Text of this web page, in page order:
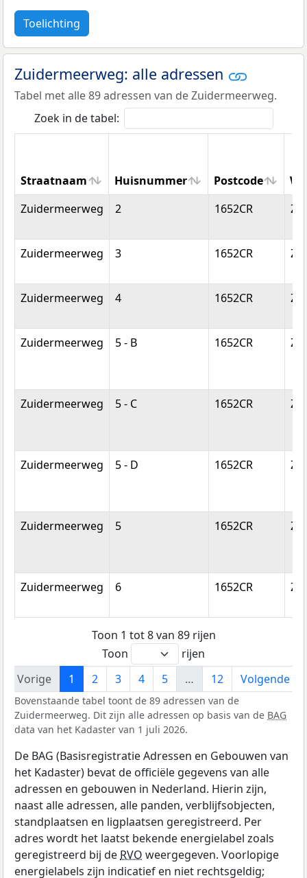
Toelichting
Zuidermeerweg: alle adressen
Tabel met alle 89 adressen van de Zuidermeerweg.
Zoek in de tabel:
Straatnaam Huisnummer Postcode
Straatnaam
Huisnummer Postcode
Zuidermeerweg 2 1652CR
Zuidermeerweg 3 1652CR
Zuidermeerweg 4 1652CR
Zuidermeerweg 5 - B 1652CR
Zuidermeerweg 5 - C 1652CR
Zuidermeerweg 5 - D 1652CR
Zuidermeerweg 5 1652CR
Zuidermeerweg 6 1652CR
Toon 1 tot 8 van 89 rijen
Toon
rijen
Vorige
1 2 3 4 5 … 12 Volgende
Bovenstaande tabel toont de 89 adressen van de
Zuidermeerweg. Dit zijn alle adressen op basis van de BAG
data van het Kadaster van 1 juli 2026.
De BAG (Basisregistratie Adressen en Gebouwen van
het Kadaster) bevat de officiële gegevens van alle
adressen en gebouwen in Nederland. Hierin zijn,
naast alle adressen, alle panden, verblijfsobjecten,
standplaatsen en ligplaatsen geregistreerd. Per
adres wordt het laatst bekende energielabel zoals
geregistreerd bij de RVO weergegeven. Voorlopige
energielabels zijn indicatief en niet rechtsgeldig;